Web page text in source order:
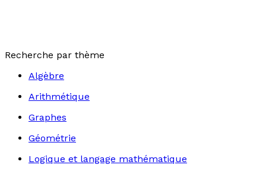
Recherche par thème
Algèbre
Arithmétique
Graphes
Géométrie
Logique et langage mathématique